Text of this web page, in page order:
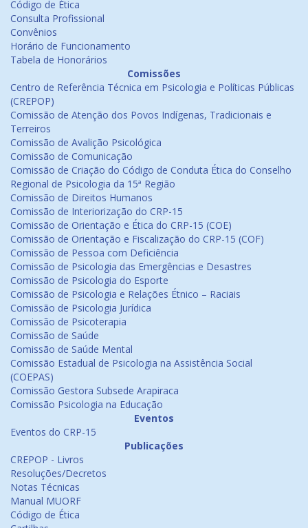
Código de Ética
Consulta Profissional
Convênios
Horário de Funcionamento
Tabela de Honorários
Comissões
Centro de Referência Técnica em Psicologia e Políticas Públicas
(CREPOP)
Comissão de Atenção dos Povos Indígenas, Tradicionais e
Terreiros
Comissão de Avalição Psicológica
Comissão de Comunicação
Comissão de Criação do Código de Conduta Ética do Conselho
Regional de Psicologia da 15ª Região
Comissão de Direitos Humanos
Comissão de Interiorização do CRP-15
Comissão de Orientação e Ética do CRP-15 (COE)
Comissão de Orientação e Fiscalização do CRP-15 (COF)
Comissão de Pessoa com Deficiência
Comissão de Psicologia das Emergências e Desastres
Comissão de Psicologia do Esporte
Comissão de Psicologia e Relações Étnico – Raciais
Comissão de Psicologia Jurídica
Comissão de Psicoterapia
Comissão de Saúde
Comissão de Saúde Mental
Comissão Estadual de Psicologia na Assistência Social
(COEPAS)
Comissão Gestora Subsede Arapiraca
Comissão Psicologia na Educação
Eventos
Eventos do CRP-15
Publicações
CREPOP - Livros
Resoluções/Decretos
Notas Técnicas
Manual MUORF
Código de Ética